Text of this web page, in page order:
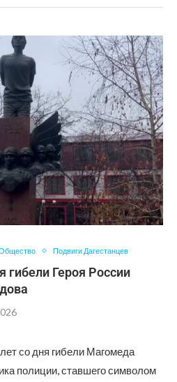
Подвиги Дагестанцев
гибели Героя России
со дня гибели Магомеда
полиции, ставшего символом